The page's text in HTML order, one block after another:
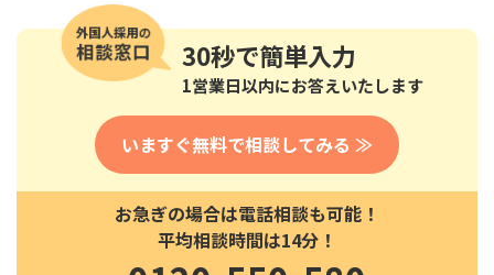
30秒で簡単入力
1営業日以内にお答えいたします
いますぐ無料で相談してみる ≫
お急ぎの場合は電話相談も可能！
平均相談時間は14分！